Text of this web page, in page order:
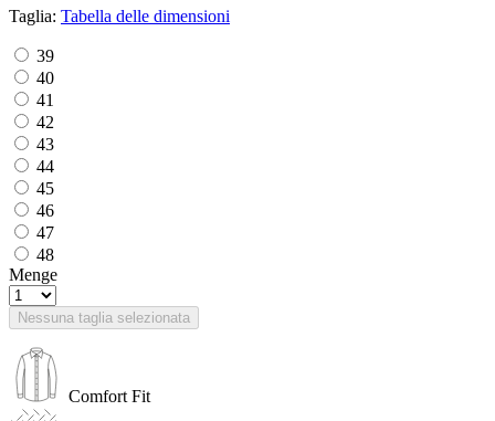
Taglia: Tabella delle dimensioni
39
40
41
42
43
44
45
46
47
48
Menge
Nessuna taglia selezionata
Comfort Fit